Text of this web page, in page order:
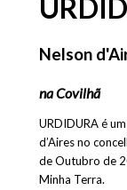
Nelson
na Covilhã
URDIDURA é
d’Aires no
de Outubro de
Minha Terra.